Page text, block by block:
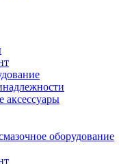
аксессуары
оборудование